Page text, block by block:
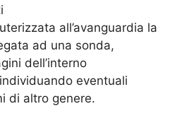
all’avanguardia la
ad una sonda,
dell’interno
eventuali
di altro genere.